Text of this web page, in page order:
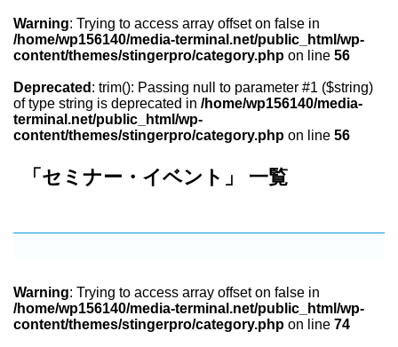
Warning: Trying to access array offset on false in
/home/wp156140/media-terminal.net/public_html/wp-
content/themes/stingerpro/category.php on line 56
Deprecated : trim(): Passing null to parameter #1 ($string)
of type string is deprecated in /home/wp156140/media-
terminal.net/public_html/wp-
content/themes/stingerpro/category.php on line 56
「セミナー・イベント」 一覧
Warning: Trying to access array offset on false in
/home/wp156140/media-terminal.net/public_html/wp-
content/themes/stingerpro/category.php on line 74